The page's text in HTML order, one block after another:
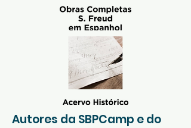
Autores da SBPCamp e do